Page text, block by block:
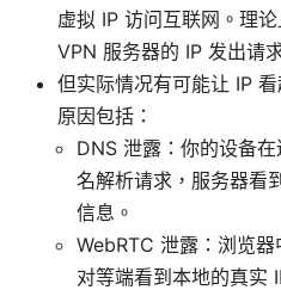
虚拟 IP 访问互联网。理
VPN 服务器的 IP 发出请
但实际情况有可能让 IP
原因包括：
DNS 泄露：你的设备
名解析请求，服务器看
信息。
WebRTC 泄露：浏览
对等端看到本地的真实